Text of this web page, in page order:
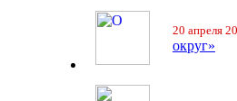
20 апреля
округ»